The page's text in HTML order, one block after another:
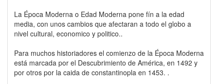
La Época Moderna o Edad Moderna pone fín a la edad
media, con unos cambios que afectaran a todo el globo a
nivel cultural, economico y politico..
Para muchos historiadores el comienzo de la Época Moderna
está marcada por el Descubrimiento de América, en 1492 y
por otros por la caida de constantinopla en 1453. .